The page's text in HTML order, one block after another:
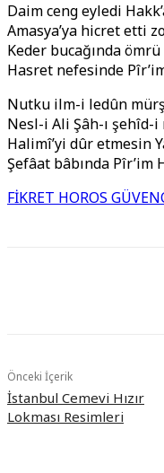
Daim ceng eyledi
Amasya’ya hicret etti
Keder bucağında
Hasret nefesinde
Nutku ilm-i ledûn
Nesl-i Ali Şâh-ı şehîd-i
Halimî’yi dûr etmesin
Şefâat bâbında Pîr’im
FİKRET HOROS
Önceki İçerik
İstanbul Cemevi Hızır
Lokması Resimleri